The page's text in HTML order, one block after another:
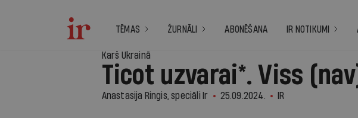
TĒMAS ŽURNĀLI ABONĒŠANA IR NOTIKUMI
Karš Ukrainā
Ticot uzvarai*. Viss
Anastasija Ringis, speciāli Ir 25.09.2024. IR